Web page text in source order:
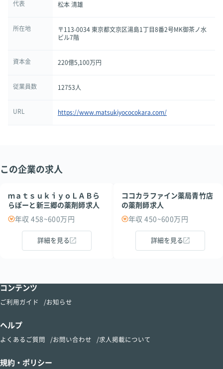
代表 松本 清雄
所在地
〒113-0034 東京都文京区湯島1丁目8番2号MK御茶ノ水
ビル7階
資本金 220億5,100万円
従業員数 12753人
URL https://www.matsukiyococokara.com/
この企業の求人
ｍａｔｓｕｋｉｙｏＬＡＢら
らぽーと新三郷の薬剤師求人
年収 458~600万円
詳細を見る
ココカラファイン薬局青竹店
の薬剤師求人
年収 450~600万円
詳細を見る
コンテンツ
ご利用ガイド お知らせ
ヘルプ
よくあるご質問 お問い合わせ 求人掲載について
規約・ポリシー